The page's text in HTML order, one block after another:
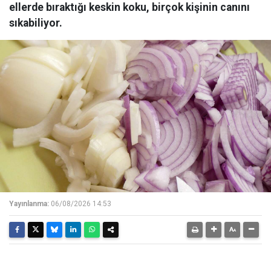
ellerde bıraktığı keskin koku, birçok kişinin canını
sıkabiliyor.
Yayınlanma: 06/08/2026 14:53